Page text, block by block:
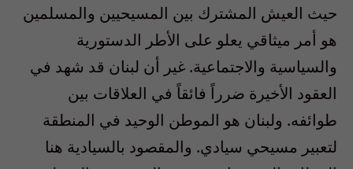
حيث العيش المشترك بين المسيحيين والمسلمين
هو أمر ميثاقي يعلو على الأطر الدستورية
والسياسية والاجتماعية. غير أن لبنان قد شهد في
العقود الأخيرة ضرراً فائقاً في العلاقات بين
طوائفه. ولبنان هو الموطن الوحيد في المنطقة
لتعبير مسيحي سيادي. والمقصود بالسيادية هنا